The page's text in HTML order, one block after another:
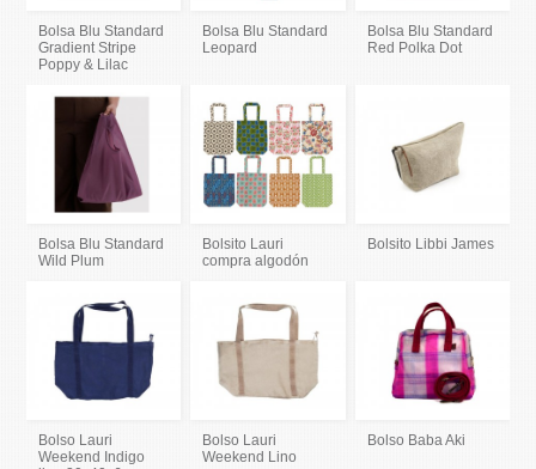
Bolsa Blu Standard
Gradient Stripe
Poppy & Lilac
Bolsa Blu Standard
Leopard
Bolsa Blu Standard
Red Polka Dot
Bolsa Blu Standard
Wild Plum
Bolsito Lauri
compra algodón
Bolsito Libbi James
Bolso Lauri
Weekend Indigo
Bolso Lauri
Weekend Lino
Bolso Baba Aki